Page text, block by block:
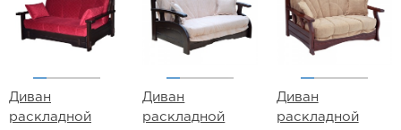
Диван
раскладной
Диван
раскладной
Диван
раскладной